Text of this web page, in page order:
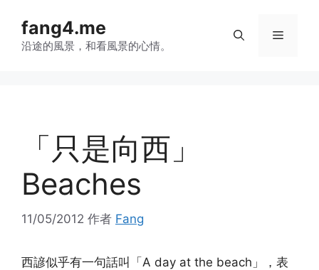
fang4.me
沿途的風景，和看風景的心情。
菜
「只是向西」
Beaches
11/05/2012 作者 Fang
西諺似乎有一句話叫「A day at the beach」，表